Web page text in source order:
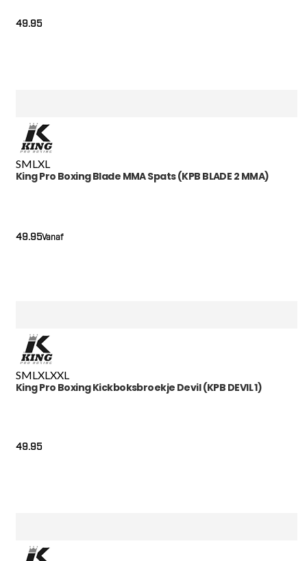
49.95
SML XL
King Pro Boxing Blade MMA Spats (KPB BLADE 2 MMA)
Vanaf
49.95
SMLXLXXL
King Pro Boxing Kickboksbroekje Devil (KPB DEVIL 1)
49.95